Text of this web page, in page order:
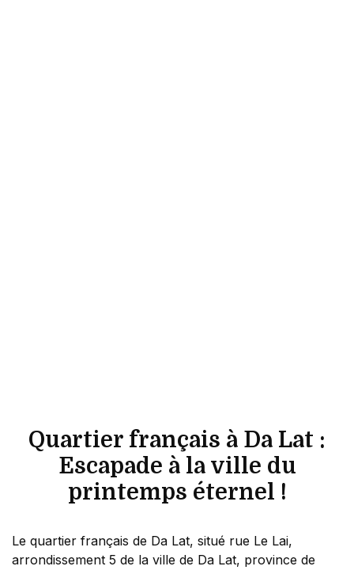
Quartier français à Da Lat :
Escapade à la ville du
printemps éternel !
Le quartier français de Da Lat, situé rue Le Lai,
arrondissement 5 de la ville de Da Lat, province de